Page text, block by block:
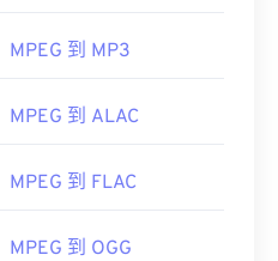
00 00 00
00 00 00
MPEG 到 MP3
MPEG 到 ALAC
MPEG 到 FLAC
MPEG 到 OGG